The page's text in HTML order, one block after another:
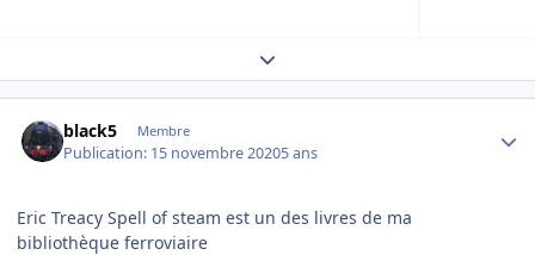
Expand topic overview
black5 Membre
Publication: 15 novembre 20205 ans
Eric Treacy Spell of steam est un des livres de ma
bibliothèque ferroviaire